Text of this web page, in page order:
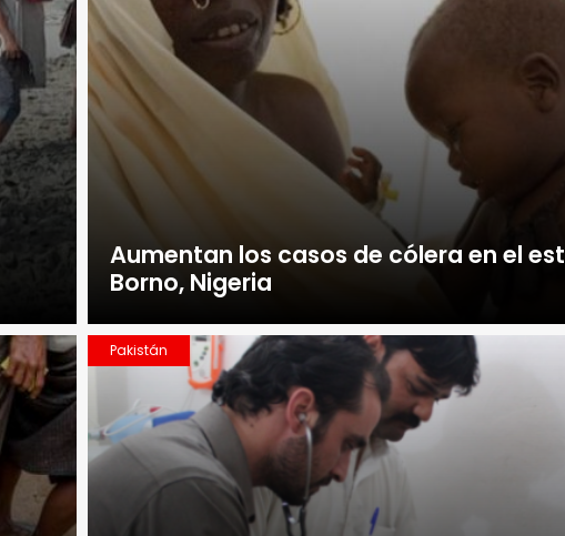
Aumentan los casos de cólera en el
Borno, Nigeria
Pakistán